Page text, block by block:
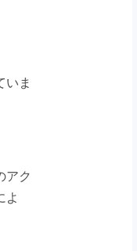
いま
アク
よ